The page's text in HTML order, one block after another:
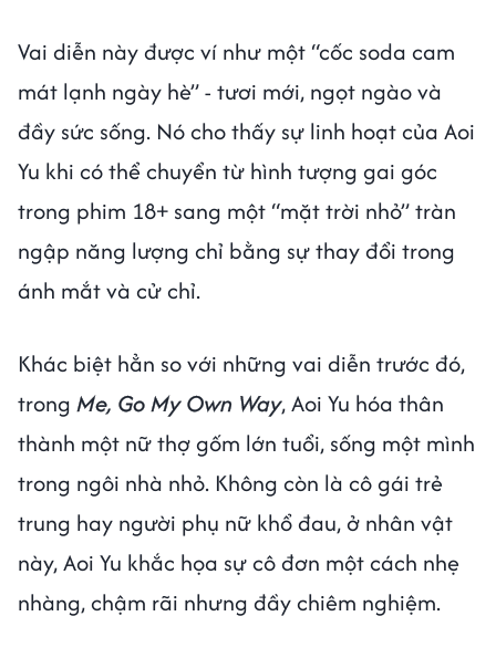
Vai diễn này được ví như một “cốc soda cam
mát lạnh ngày hè” - tươi mới, ngọt ngào và
đầy sức sống. Nó cho thấy sự linh hoạt của Aoi
Yu khi có thể chuyển từ hình tượng gai góc
trong phim 18+ sang một “mặt trời nhỏ” tràn
ngập năng lượng chỉ bằng sự thay đổi trong
ánh mắt và cử chỉ.
Khác biệt hẳn so với những vai diễn trước đó,
trong Me, Go My Own Way, Aoi Yu hóa thân
thành một nữ thợ gốm lớn tuổi, sống một mình
trong ngôi nhà nhỏ. Không còn là cô gái trẻ
trung hay người phụ nữ khổ đau, ở nhân vật
này, Aoi Yu khắc họa sự cô đơn một cách nhẹ
nhàng, chậm rãi nhưng đầy chiêm nghiệm.